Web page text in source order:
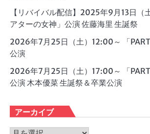
【リバイバル配信】2025年9月13日（
アターの女神」公演 佐藤海里 生誕祭
2026年7月25日（土）12:00～ 「
公演
2026年7月25日（土）17:00～ 「
公演 木本優菜 生誕祭＆卒業公演
アーカイブ